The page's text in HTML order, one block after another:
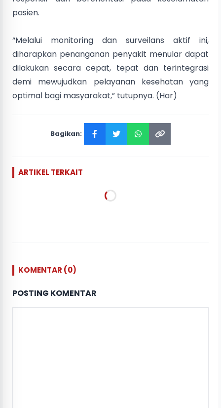
pasien.
“Melalui monitoring dan surveilans aktif ini,
diharapkan penanganan penyakit menular dapat
dilakukan secara cepat, tepat dan terintegrasi
demi mewujudkan pelayanan kesehatan yang
optimal bagi masyarakat,” tutupnya. (Har)
Bagikan:
ARTIKEL TERKAIT
KOMENTAR (0)
POSTING KOMENTAR